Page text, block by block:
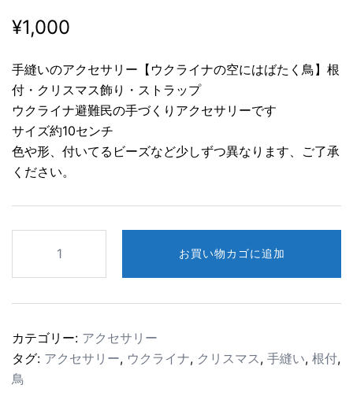
¥1,000
手縫いのアクセサリー【ウクライナの空にはばたく鳥】根
付・クリスマス飾り・ストラップ
ウクライナ避難民の手づくりアクセサリーです
サイズ約10センチ
色や形、付いてるビーズなど少しずつ異なります、ご了承
ください。
い
の
ク
セ
サ
お買い物カゴに追加
カテゴリー: アクセサリー
タグ: アクセサリー, ウクライナ, クリスマス , 手縫い, 根付,
鳥